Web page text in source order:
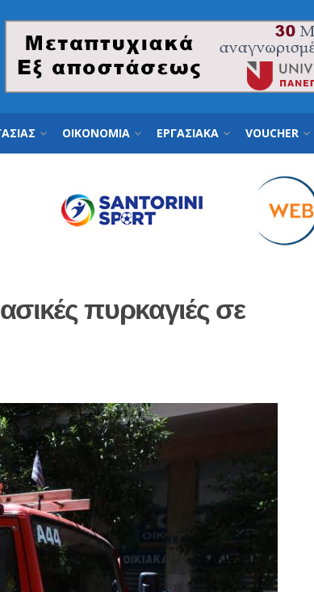
ΟΙΚΟΝΟΜΙΑ ΕΡΓΑΣΙΑΚΑ VOUCHER
πυρκαγιές σε